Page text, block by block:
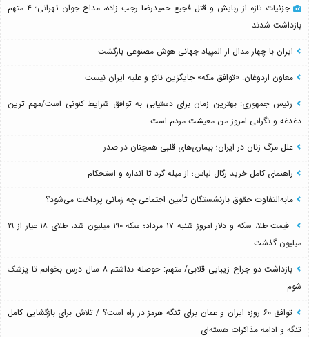
جزئیات تازه از ربایش و قتل فجیع حمیدرضا رجب زاده، مداح جوان تهرانی؛ ۴ متهم
بازداشت شدند
ایران با چهار مدال از المپیاد جهانی هوش مصنوعی بازگشت
معاون اردوغان: «توافق مکه» جایگزین ناتو و علیه ایران نیست
رئیس جمهوری: بهترین زمان برای دستیابی به توافق شرایط کنونی است/مهم ترین
دغدغه و نگرانی امروز من معیشت مردم است
علل مرگ زنان در ایران؛ بیماری‌های قلبی همچنان در صدر
راهنمای کامل خرید رگال لباس؛ از میله گرد تا اندازه و استحکام
مابه‌التفاوت حقوق بازنشستگان تأمین اجتماعی چه زمانی پرداخت می‌شود؟
قیمت طلا، سکه و دلار امروز شنبه ۱۷ مرداد؛ سکه ۱۹۰ میلیون شد، طلای ۱۸ عیار از ۱۹
میلیون گذشت
بازداشت دو جراح زیبایی قلابی/ متهم: حوصله نداشتم ۸ سال درس بخوانم تا پزشک
شوم
توافق ۶۰ روزه ایران و عمان برای تنگه هرمز در راه است؟ / تلاش برای بازگشایی کامل
تنگه و ادامه مذاکرات هسته‌ای